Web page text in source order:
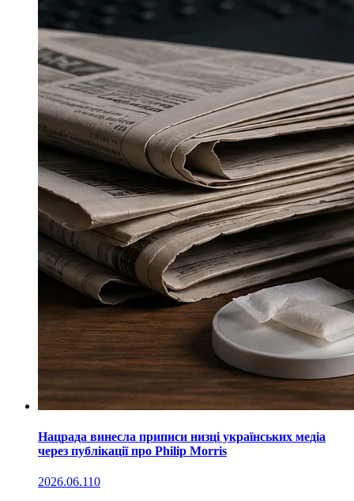
Нацрада винесла приписи низці українських медіа
через публікації про Philip Morris
2026.06.110